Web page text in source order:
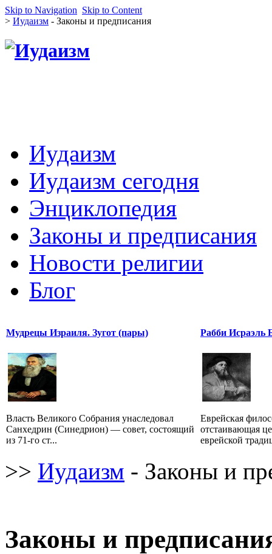
Skip to Navigation Skip to Content
> Иудаизм - Законы и предписания
Иудаизм
Иудаизм сегодня
Энциклопедия
Законы и предписания
Новости религии
Блог
Мудрецы Израиля. Зугот (пары)
Власть Великого Собрания унаследовал
Санхедрин (Синедрион) — совет, состоящий
из 71-го ст...
Рабби
Еврейская
отстаивающая
еврейской
>> Иудаизм - Законы и
Законы и